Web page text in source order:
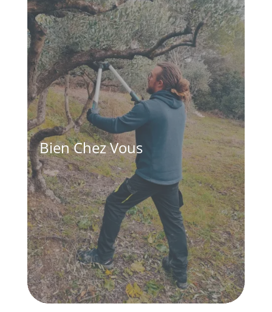
Bien Chez Vous